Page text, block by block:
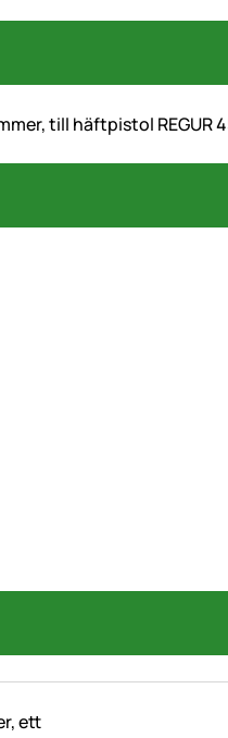
till häftpistol REGUR